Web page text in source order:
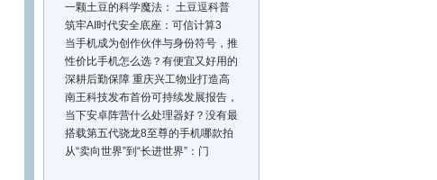
一颗土豆的科学魔法： 土豆逗科普
筑牢AI时代安全底座：可信计算3
当手机成为创作伙伴与身份符号，推
性价比手机怎么选？有便宜又好用的
深耕后勤保障 重庆兴工物业打造高
南王科技发布首份可持续发展报告，
当下安卓阵营什么处理器好？没有最
搭载第五代骁龙8至尊的手机哪款拍
从“卖向世界”到“长进世界”：门